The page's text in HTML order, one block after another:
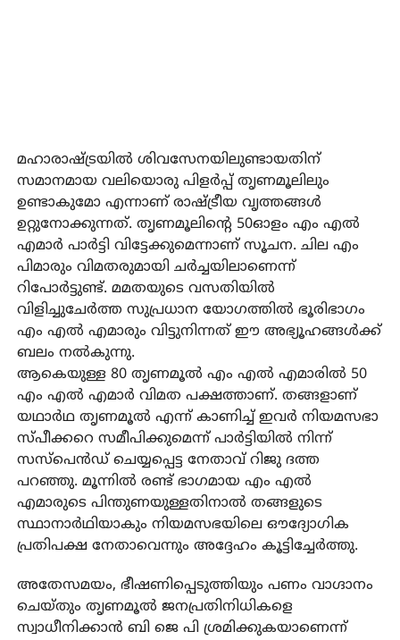
മഹാരാഷ്ട്രയില്‍ ശിവസേനയിലുണ്ടായതിന്
സമാനമായ വലിയൊരു പിളര്‍പ്പ് തൃണമൂലിലും
ഉണ്ടാകുമോ എന്നാണ് രാഷ്ട്രീയ വൃത്തങ്ങള്‍
ഉറ്റുനോക്കുന്നത്. തൃണമൂലിന്റെ 50ഓളം എം എല്‍
എമാര്‍ പാര്‍ട്ടി വിട്ടേക്കുമെന്നാണ് സൂചന. ചില എം
പിമാരും വിമതരുമായി ചര്‍ച്ചയിലാണെന്ന്
റിപോര്‍ട്ടുണ്ട്. മമതയുടെ വസതിയില്‍
വിളിച്ചുചേര്‍ത്ത സുപ്രധാന യോഗത്തില്‍ ഭൂരിഭാഗം
എം എല്‍ എമാരും വിട്ടുനിന്നത് ഈ അഭ്യൂഹങ്ങള്‍ക്ക്
ബലം നല്‍കുന്നു.
ആകെയുള്ള 80 തൃണമൂല്‍ എം എല്‍ എമാരില്‍ 50
എം എല്‍ എമാര്‍ വിമത പക്ഷത്താണ്. തങ്ങളാണ്
യഥാര്‍ഥ തൃണമൂല്‍ എന്ന് കാണിച്ച് ഇവര്‍ നിയമസഭാ
സ്പീക്കറെ സമീപിക്കുമെന്ന് പാർട്ടിയിൽ നിന്ന്
സസ്പെന്‍ഡ് ചെയ്യപ്പെട്ട നേതാവ് റിജു ദത്ത
പറഞ്ഞു. മൂന്നില്‍ രണ്ട് ഭാഗമായ എം എല്‍
എമാരുടെ പിന്തുണയുള്ളതിനാല്‍ തങ്ങളുടെ
സ്ഥാനാർഥിയാകും നിയമസഭയിലെ ഔദ്യോഗിക
പ്രതിപക്ഷ നേതാവെന്നും അദ്ദേഹം കൂട്ടിച്ചേര്‍ത്തു.
അതേസമയം, ഭീഷണിപ്പെടുത്തിയും പണം വാഗ്ദാനം
ചെയ്തും തൃണമൂല്‍ ജനപ്രതിനിധികളെ
സ്വാധീനിക്കാന്‍ ബി ജെ പി ശ്രമിക്കുകയാണെന്ന്